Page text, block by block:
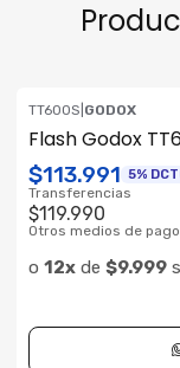
TT600S GODOX
Flash Godox
$113.991 5%
Transferencias
$119.990
Otros medios de pago
o 12xde $9.999